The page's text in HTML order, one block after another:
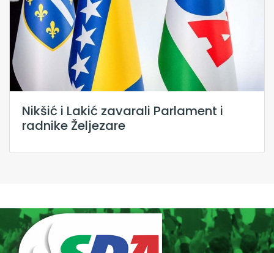
Nikšić i Lakić zavarali Parlament i
radnike Željezare